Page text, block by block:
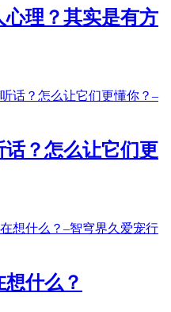
理？其实是有方
话？怎么让它们更
什么？